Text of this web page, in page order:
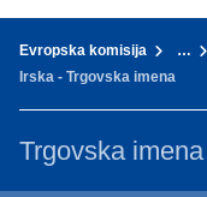
Evropska komisija …
Irska - Trgovska imena
Trgovska imena